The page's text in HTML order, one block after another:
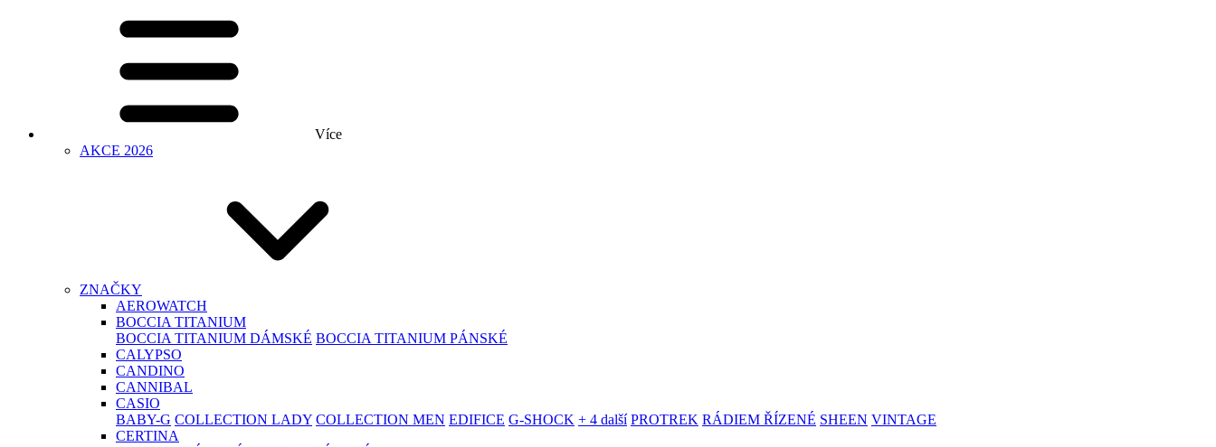
Více
AKCE 2026
ZNAČKY
AEROWATCH
BOCCIA TITANIUM
BOCCIA TITANIUM DÁMSKÉ BOCCIA TITANIUM PÁNSKÉ
CALYPSO
CANDINO
CANNIBAL
CASIO
BABY-G COLLECTION LADY COLLECTION MEN EDIFICE G-SHOCK + 4 další PROTREK RÁDIEM ŘÍZENÉ SHEEN VINTAGE
CERTINA